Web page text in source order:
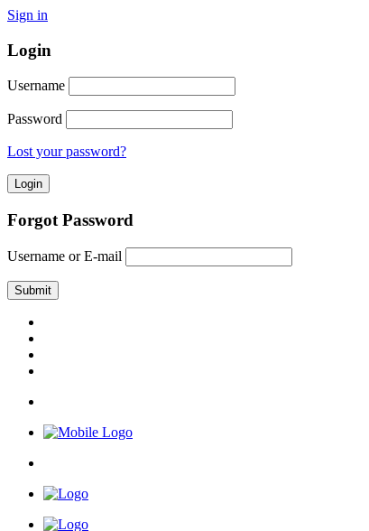
Sign in
Login
Username
Password
Lost your password?
Forgot Password
Username or E-mail